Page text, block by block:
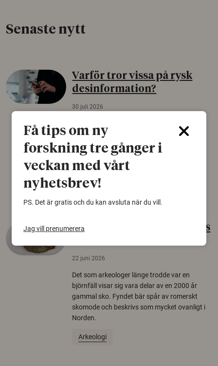
Senaste nytt
Varför tror vissa på rysk
desinformation?
30 juli 2026
konspirationsteorier är ofta mer mottagliga
för rysk desinformation. Det visar en studie
från Försvarshögskolan med deltagare i fyra
europeiska länder.
Säkerhetspolitik
Gammalt skinn var Sveriges
22 juni 2026
Det som arkeologer länge trodde var en
björnfäll visar sig vara delar av en 2000 år
gammal sko. Fyndet bär spår av romerskt
skomode och beskrivs som mycket ovanligt i
Norden.
Arkeologi
Få tips om ny
forskning tre gånger i
veckan med vårt
nyhetsbrev!
PS. Det är gratis och du kan avsluta när du vill.
Jag vill prenumerera